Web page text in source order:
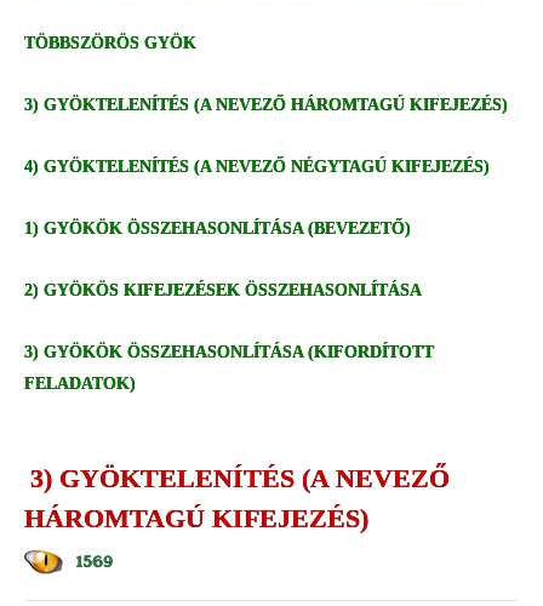
TÖBBSZÖRÖS GYÖK
3) GYÖKTELENÍTÉS (A NEVEZŐ HÁROMTAGÚ KIFEJEZÉS)
4) GYÖKTELENÍTÉS (A NEVEZŐ NÉGYTAGÚ KIFEJEZÉS)
1) GYÖKÖK ÖSSZEHASONLÍTÁSA (BEVEZETŐ)
2) GYÖKÖS KIFEJEZÉSEK ÖSSZEHASONLÍTÁSA
3) GYÖKÖK ÖSSZEHASONLÍTÁSA (KIFORDÍTOTT
FELADATOK)
3) GYÖKTELENÍTÉS (A NEVEZŐ
HÁROMTAGÚ KIFEJEZÉS)
1569